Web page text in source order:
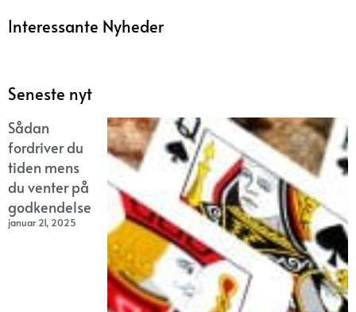
Interessante Nyheder
Seneste nyt
Sådan
fordriver du
tiden mens
du venter på
godkendelse
januar 21, 2025